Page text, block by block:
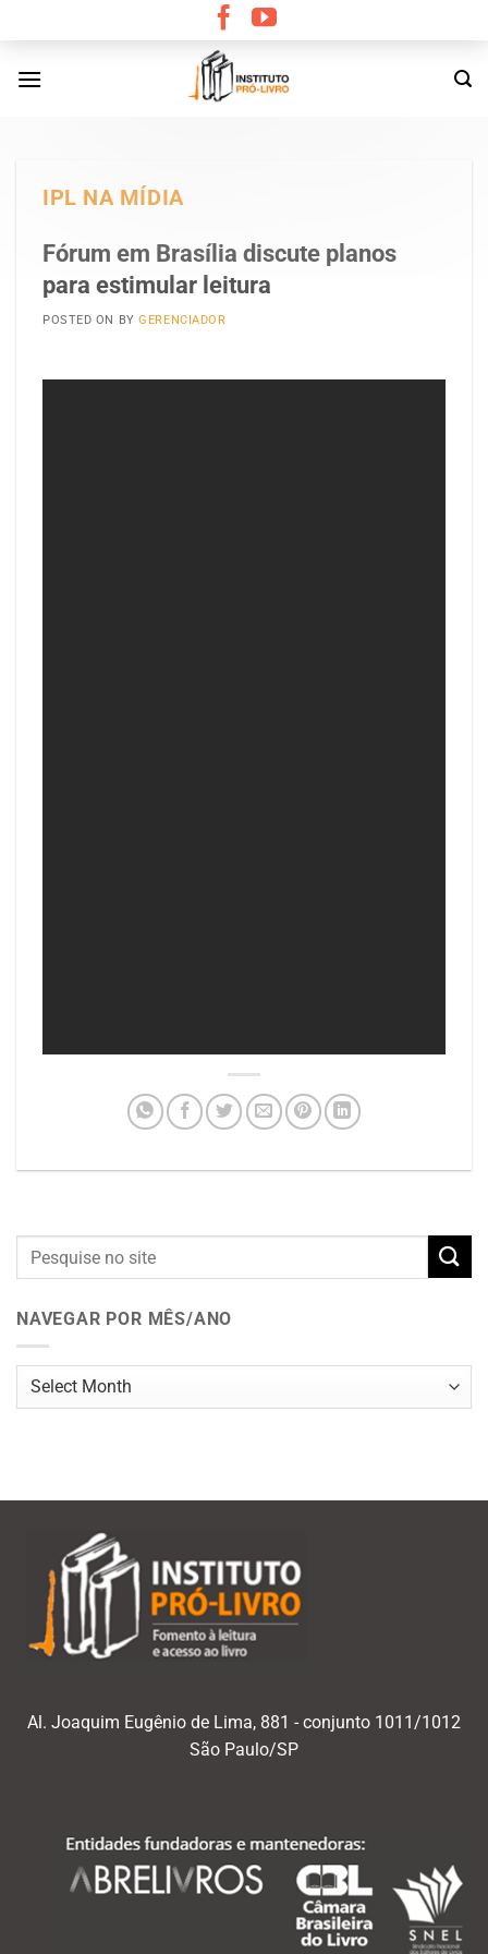
content
IPL NA MÍDIA
Fórum em Brasília discute planos
para estimular leitura
POSTED ON BYGERENCIADOR
NAVEGAR POR MÊS/ANO
Navegar
Al. Joaquim Eugênio de Lima, 881 - conjunto 1011/1012
São Paulo/SP